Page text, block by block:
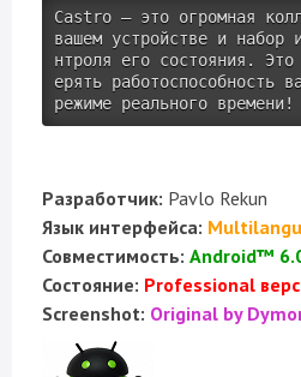
Castro — это огромная
вашем устройстве и набор
нтроля его состояния. Это
ерять работоспособность
режиме реального времени!
Разработчик: Pavlo Rekun
Язык интерфейса:
Совместимость: Android™
Состояние: Professional
Screenshot: Original by